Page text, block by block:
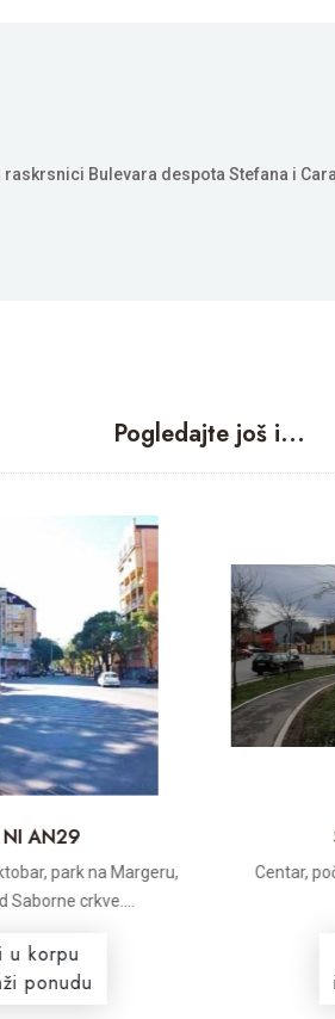
Bulevara despota Stefana i Cara
Pogledajte još i...
AN29
park na Margeru,
crkve....
u korpu
ponudu
Centar,